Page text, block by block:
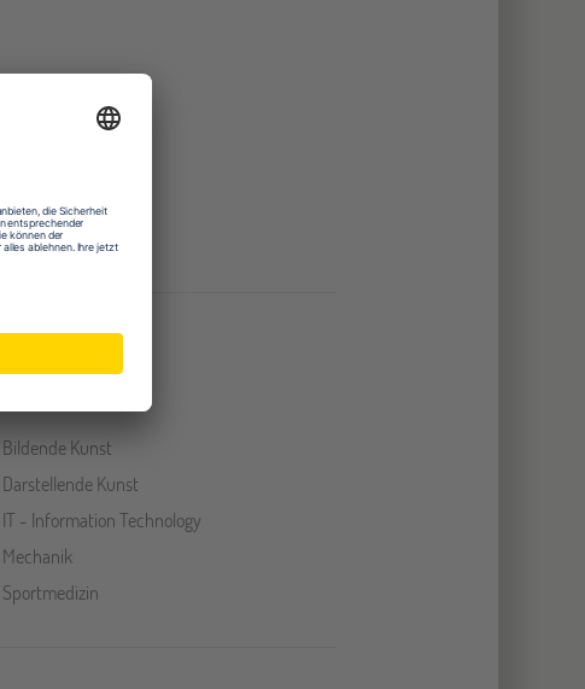
Fitnessstudio
Tanzstudio
Werkstätten
Bildende Kunst
Darstellende Kunst
IT - Information Technology
Mechanik
Sportmedizin